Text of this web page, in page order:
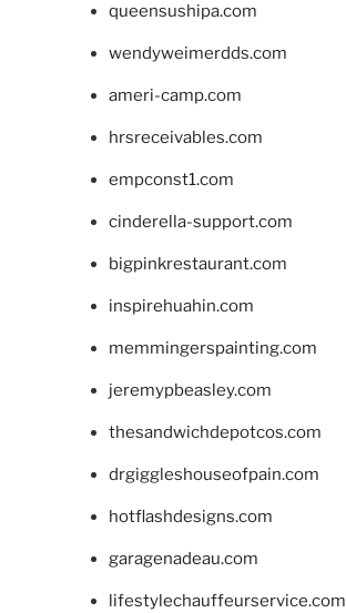
queensushipa.com
wendyweimerdds.com
ameri-camp.com
hrsreceivables.com
empconst1.com
cinderella-support.com
bigpinkrestaurant.com
inspirehuahin.com
memmingerspainting.com
jeremypbeasley.com
thesandwichdepotcos.com
drgiggleshouseofpain.com
hotflashdesigns.com
garagenadeau.com
lifestylechauffeurservice.com